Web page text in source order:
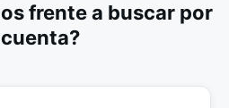
frente a buscar por